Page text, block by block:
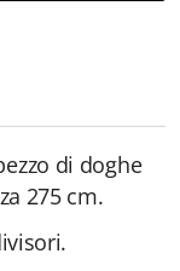
di doghe
275 cm.